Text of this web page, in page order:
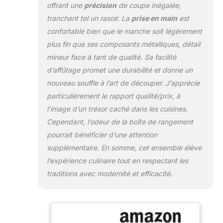
les caractéristiques
de résistance à la
corrosion, de
prévention de la
rouille et de forte
ténacité. Le motif
ondulé unique de
Damas présente un
savoir-faire et une
personnalité
artistique étonnants.
【Poignée
ergonomique】 La
conception de la
ergonomique créera
une prise en main
facilement tous les
offrant une précisionde coupe inégalée,
tranchant tel un rasoir. La prise en mainest
confortable bien que le manche soit légèrement
plus fin que ses composants métalliques, détail
mineur face à tant de qualité. Sa facilité
d’affûtage promet une durabilité et donne un
nouveau souffle à l’art de découper. J’apprécie
particulièrement le rapport qualité/prix, à
l’image d’un trésor caché dans les cuisines.
Cependant, l’odeur de la boîte de rangement
pourrait bénéficier d’une attention
supplémentaire. En somme, cet ensemble élève
l’expérience culinaire tout en respectant les
traditions avec modernité et efficacité.